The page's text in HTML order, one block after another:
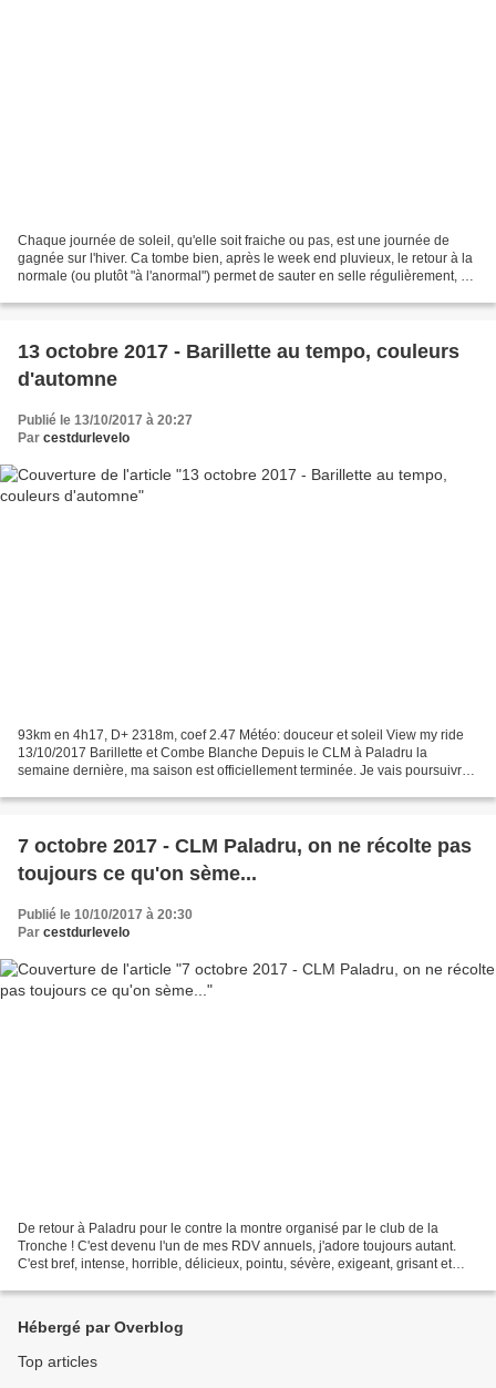
Chaque journée de soleil, qu'elle soit fraiche ou pas, est une journée de
gagnée sur l'hiver. Ca tombe bien, après le week end pluvieux, le retour à la
normale (ou plutôt "à l'anormal") permet de sauter en selle régulièrement, à
13 octobre 2017 - Barillette au tempo, couleurs
d'automne
Publié le 13/10/2017 à 20:27
Par cestdurlevelo
93km en 4h17, D+ 2318m, coef 2.47 Météo: douceur et soleil View my ride
13/10/2017 Barillette et Combe Blanche Depuis le CLM à Paladru la
semaine dernière, ma saison est officiellement terminée. Je vais poursuivre
7 octobre 2017 - CLM Paladru, on ne récolte pas
toujours ce qu'on sème...
Publié le 10/10/2017 à 20:30
Par cestdurlevelo
De retour à Paladru pour le contre la montre organisé par le club de la
Tronche ! C'est devenu l'un de mes RDV annuels, j'adore toujours autant.
C'est bref, intense, horrible, délicieux, pointu, sévère, exigeant, grisant et
Hébergé par Overblog
Top articles